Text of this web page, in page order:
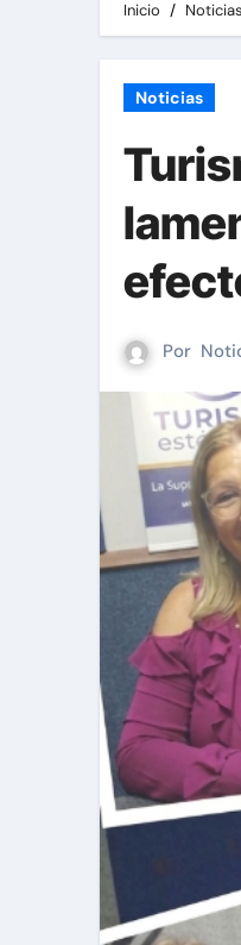
Inicio Noticias
Noticias
Por